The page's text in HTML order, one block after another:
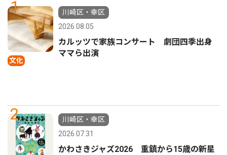
1
文化
川崎区・幸区
2026.08.05
カルッツで家族コンサート 劇団四季出身
ママら出演
2
川崎区・幸区
2026.07.31
かわさきジャズ2026 重鎮から15歳の新星